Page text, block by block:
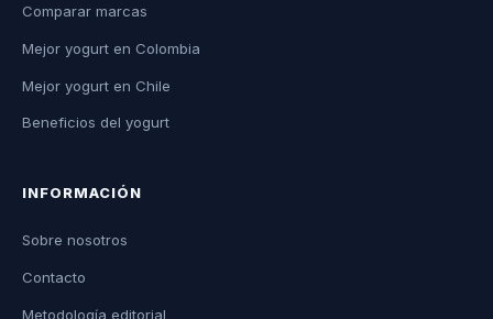
Comparar marcas
Mejor yogurt en Colombia
Mejor yogurt en Chile
Beneficios del yogurt
INFORMACIÓN
Sobre nosotros
Contacto
Metodología editorial